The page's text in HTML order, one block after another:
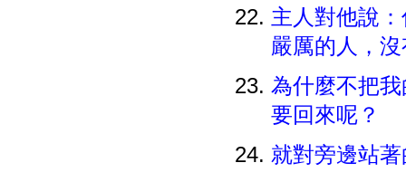
主人對他說
嚴厲的人，
為什麼不把
要回來呢？
就對旁邊站